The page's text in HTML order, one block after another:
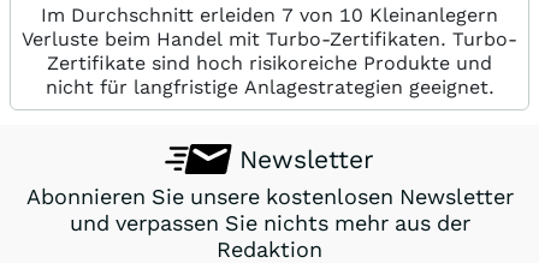
Im Durchschnitt erleiden 7 von 10 Kleinanlegern
Verluste beim Handel mit Turbo-Zertifikaten. Turbo-
Zertifikate sind hoch risikoreiche Produkte und
nicht für langfristige Anlagestrategien geeignet.
Newsletter
Abonnieren Sie unsere kostenlosen Newsletter
und verpassen Sie nichts mehr aus der
Redaktion